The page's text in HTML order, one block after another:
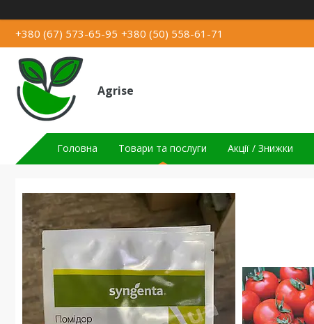
+380 (67) 573-65-95 +380 (50) 558-61-71
Agrise
Головна Товари та послуги Акції / Знижки